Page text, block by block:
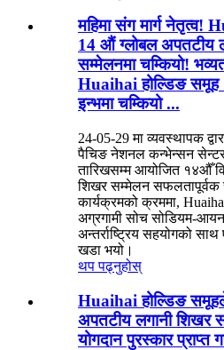
महिमा संग मार्ग नेतृत्व!
14 औं ग्लोबल अपतटीय
सम्मेलनमा चम्कियो!
Huaihai होल्डिङ
इन्भमा चम्कियो ...
24-05-29 मा व्यवस्थापक
पैचिङ नेशनल कन्भेन्सन
तारिखसम्म आयोजित १४औँ
शिखर सम्मेलन सफलतापूर्वक
कार्यक्रमको क्रममा,
अग्रगामी सोच सोडियम-
अन्तर्राष्ट्रिय सहयोगको
खडा भयो।
थप पढ्नुहोस्
Huaihai होल्डिङ
अपतटीय लगानी शिखर
योगदान पुरस्कार प्राप्त